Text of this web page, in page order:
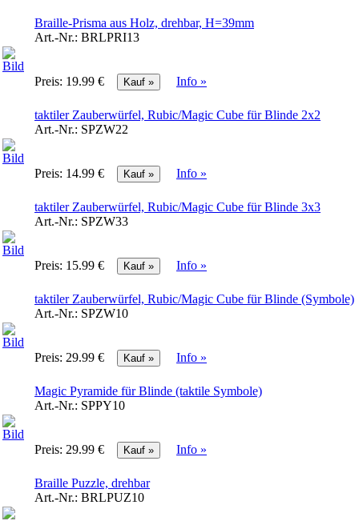
Braille-Prisma aus Holz, drehbar, H=39mm
Art.-Nr.: BRLPRI13
Preis: 19.99 € Info »
taktiler Zauberwürfel, Rubic/Magic Cube für Blinde 2x2
Art.-Nr.: SPZW22
Preis: 14.99 € Info »
taktiler Zauberwürfel, Rubic/Magic Cube für Blinde 3x3
Art.-Nr.: SPZW33
Preis: 15.99 € Info »
taktiler Zauberwürfel, Rubic/Magic Cube für Blinde (Symbole)
Art.-Nr.: SPZW10
Preis: 29.99 € Info »
Magic Pyramide für Blinde (taktile Symbole)
Art.-Nr.: SPPY10
Preis: 29.99 € Info »
Braille Puzzle, drehbar
Art.-Nr.: BRLPUZ10